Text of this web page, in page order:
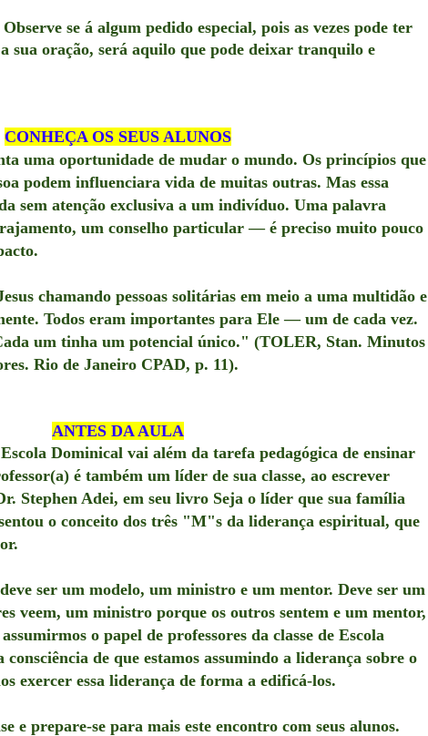
se á algum pedido especial, pois as vezes pode ter
sua oração, será aquilo que pode deixar tranquilo e
CONHEÇA OS SEUS ALUNOS
uma oportunidade de mudar o mundo. Os princípios que
podem influenciara vida de muitas outras. Mas essa
sem atenção exclusiva a um indivíduo. Uma palavra
um conselho particular — é preciso muito pouco
chamando pessoas solitárias em meio a uma multidão e
Todos eram importantes para Ele — um de cada vez.
um tinha um potencial único." (TOLER, Stan. Minutos
Rio de Janeiro CPAD, p. 11).
ANTES DA AULA
Dominical vai além da tarefa pedagógica de ensinar
é também um líder de sua classe, ao escrever
Stephen Adei, em seu livro Seja o líder que sua família
o conceito dos três "M"s da liderança espiritual, que
ser um modelo, um ministro e um mentor. Deve ser um
veem, um ministro porque os outros sentem e um mentor,
o papel de professores da classe de Escola
de que estamos assumindo a liderança sobre o
exercer essa liderança de forma a edificá-los.
e prepare-se para mais este encontro com seus alunos.